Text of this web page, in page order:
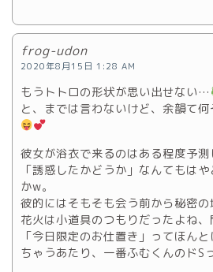
frog-udon
2020年8月15日 1:28 AM
もうトトロの形状が思い出せない…
と、までは言わないけど、余韻て
彼女が浴衣で来るのはある程度予測
「誘惑したかどうか」なんてもは
かw。
彼的にはそもそも会う前から秘密の
花火は小道具のつもりだったよね、
「今日限定のお仕置き」ってほん
ちゃうあたり、一番ふむくんのドS